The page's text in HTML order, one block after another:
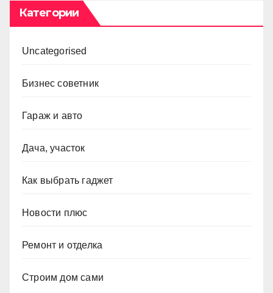
Категории
Uncategorised
Бизнес советник
Гараж и авто
Дача, участок
Как выбрать гаджет
Новости плюс
Ремонт и отделка
Строим дом сами